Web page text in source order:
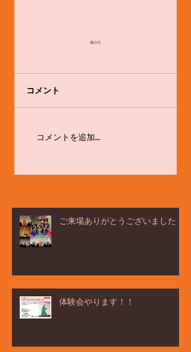
コメント
コメントを追加…
ご来場ありがとうございました！
体験会やります！！